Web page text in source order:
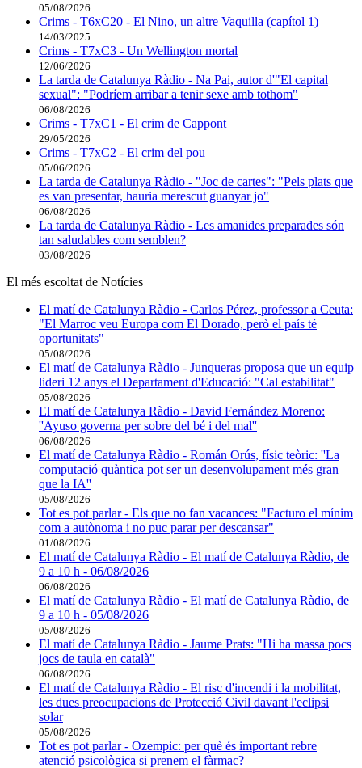
05/08/2026
Crims - T6xC20 - El Nino, un altre Vaquilla (capítol 1)
14/03/2025
Crims - T7xC3 - Un Wellington mortal
12/06/2026
La tarda de Catalunya Ràdio - Na Pai, autor d'"El capital
sexual": "Podríem arribar a tenir sexe amb tothom"
06/08/2026
Crims - T7xC1 - El crim de Cappont
29/05/2026
Crims - T7xC2 - El crim del pou
05/06/2026
La tarda de Catalunya Ràdio - "Joc de cartes": "Pels plats que
es van presentar, hauria merescut guanyar jo"
06/08/2026
La tarda de Catalunya Ràdio - Les amanides preparades són
tan saludables com semblen?
03/08/2026
El més escoltat de Notícies
El matí de Catalunya Ràdio - Carlos Pérez, professor a Ceuta:
"El Marroc veu Europa com El Dorado, però el país té
oportunitats"
05/08/2026
El matí de Catalunya Ràdio - Junqueras proposa que un equip
lideri 12 anys el Departament d'Educació: "Cal estabilitat"
05/08/2026
El matí de Catalunya Ràdio - David Fernández Moreno:
''Ayuso governa per sobre del bé i del mal''
06/08/2026
El matí de Catalunya Ràdio - Román Orús, físic teòric: ''La
computació quàntica pot ser un desenvolupament més gran
que la IA''
05/08/2026
Tot es pot parlar - Els que no fan vacances: "Facturo el mínim
com a autònoma i no puc parar per descansar"
01/08/2026
El matí de Catalunya Ràdio - El matí de Catalunya Ràdio, de
9 a 10 h - 06/08/2026
06/08/2026
El matí de Catalunya Ràdio - El matí de Catalunya Ràdio, de
9 a 10 h - 05/08/2026
05/08/2026
El matí de Catalunya Ràdio - Jaume Prats: "Hi ha massa pocs
jocs de taula en català"
06/08/2026
El matí de Catalunya Ràdio - El risc d'incendi i la mobilitat,
les dues preocupacions de Protecció Civil davant l'eclipsi
solar
05/08/2026
Tot es pot parlar - Ozempic: per què és important rebre
atenció psicològica si prenem el fàrmac?